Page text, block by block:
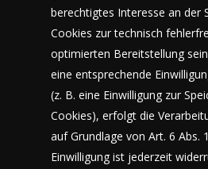
berechtigtes Interesse an der
Cookies zur technisch
optimierten Bereitstellung
eine entsprechende
(z. B. eine Einwilligung zur
Cookies), erfolgt die
auf Grundlage von Art. 6 Abs.
Einwilligung ist jederzeit